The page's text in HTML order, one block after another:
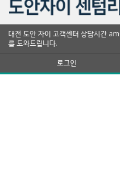
대전 도안 자이 고객센터 상담시간
를 도와드립니다.
로그인